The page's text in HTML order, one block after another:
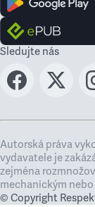
Sledujte nás
Autorská práva
vydavatele je
zejména
mechanickým
© Copyright